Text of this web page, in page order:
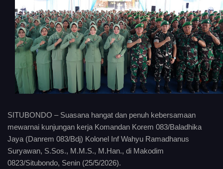
SITUBONDO – Suasana hangat dan penuh kebersamaan
mewarnai kunjungan kerja Komandan Korem 083/Baladhika
Jaya (Danrem 083/Bdj) Kolonel Inf Wahyu Ramadhanus
Suryawan, S.Sos., M.M.S., M.Han., di Makodim
0823/Situbondo, Senin (25/5/2026).